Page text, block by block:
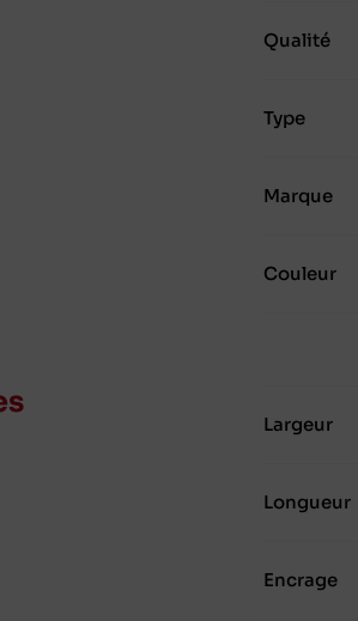
Qualité
Type
Marque
Couleur
Largeur
Longueur
Encrage